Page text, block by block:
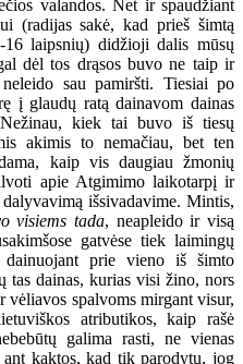
valandos. Net ir spaudžiant
(radijas sakė, kad prieš šimtą
laipsnių) didžioji dalis mūsų
dėl tos drąsos buvo ne taip ir
sau pamiršti. Tiesiai po
į glaudų ratą dainavom dainas
kiek tai buvo iš tiesų
akimis to nemačiau, bet ten
kaip vis daugiau žmonių
apie Atgimimo laikotarpį ir
išsivadavime. Mintis,
visiems tada, neapleido ir visą
gatvėse tiek laimingų
prie vieno iš šimto
tas dainas, kurias visi žino, nors
vėliavos spalvoms mirgant visur,
atributikos, kaip rašė
galima rasti, ne vienas
kaktos, kad tik parodytų, jog